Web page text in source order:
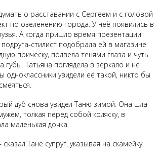
о расставании с Сергеем и с головой
по озеленению города. У неё появились в
А когда пришло время презентации
стилист подобрала ей в магазине
причёску, подвела тенями глаза и чуть
губы. Татьяна поглядела в зеркало и не
одноклассники увидели её такой, никто бы
дуб снова увидел Таню зимой. Она шла
толкая перед собой коляску, в
маленькая дочка.
Тане супруг, указывая на скамейку.